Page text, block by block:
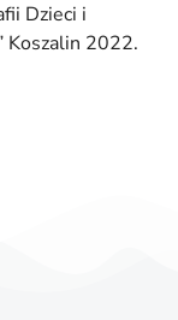
Dzieci i
Koszalin 2022.